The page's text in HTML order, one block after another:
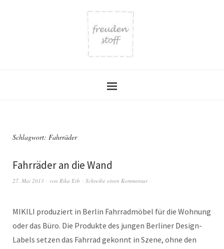
Schlagwort: Fahrräder
Fahrräder an die Wand
27. Mai 2013 von Rika Erb Schreibe einen Kommentar
MIKILI produziert in Berlin Fahrradmöbel für die Wohnung
oder das Büro. Die Produkte des jungen Berliner Design-
Labels setzen das Fahrrad gekonnt in Szene, ohne den